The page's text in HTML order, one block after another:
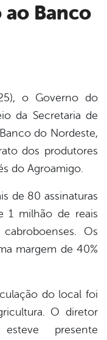
Banco
o Governo do
da Secretaria de
do Nordeste,
dos produtores
do Agroamigo.
de 80 assinaturas
1 milhão de reais
Os
margem de 40%
do local foi
O diretor
presente